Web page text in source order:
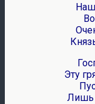
Наш
Эту
Лишь